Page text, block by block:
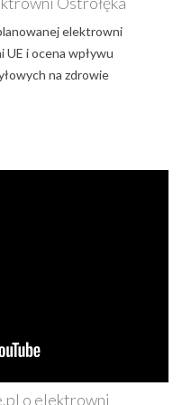
elektrowni
UE i ocena wpływu
na zdrowie
o elektrowni